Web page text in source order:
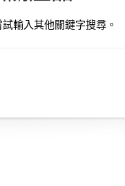
輸入其他關鍵字搜尋。